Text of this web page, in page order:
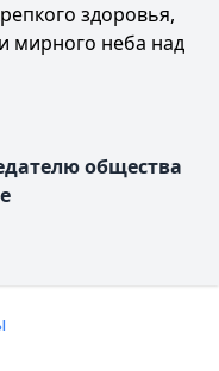
здоровья,
мирного неба над
общества